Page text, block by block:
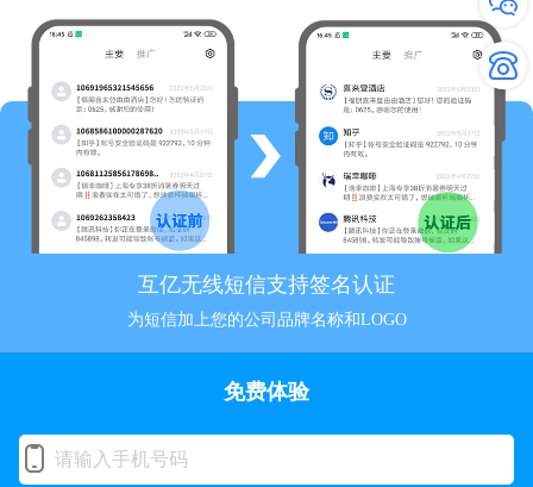
互亿无线短信支持签名认证
为短信加上您的公司品牌名称和LOGO
免费体验